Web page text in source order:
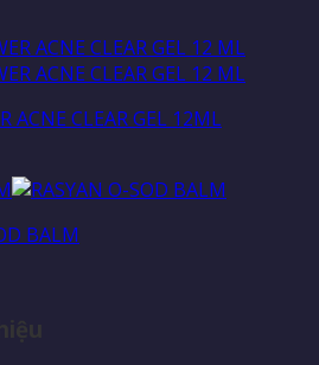
ACNE CLEAR GEL 12ML
BALM